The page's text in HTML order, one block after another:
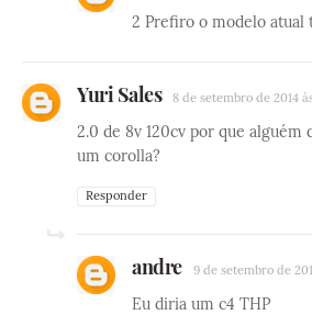
2 Prefiro o modelo atual
Yuri Sales 8 de setembro de 2014
2.0 de 8v 120cv por que alguém
um corolla?
Responder
andre 9 de setembro de
Eu diria um c4 THP